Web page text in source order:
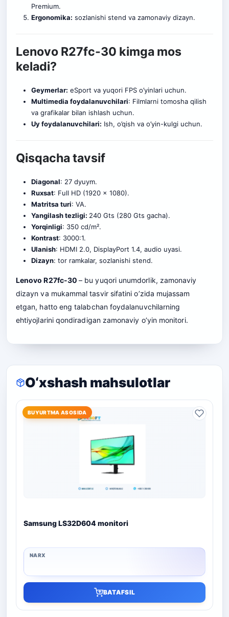
Premium.
Ergonomika: sozlanishi stend va zamonaviy dizayn.
Lenovo R27fc-30 kimga mos
keladi?
Geymerlar: eSport va yuqori FPS o’yinlari uchun.
Multimedia foydalanuvchilari: Filmlarni tomosha qilish
va grafikalar bilan ishlash uchun.
Uy foydalanuvchilari: Ish, o’qish va o’yin-kulgi uchun.
Qisqacha tavsif
Diagonal: 27 dyuym.
Ruxsat: Full HD (1920 x 1080).
Matritsa turi: VA.
Yangilash tezligi: 240 Gts (280 Gts gacha).
Yorqinligi: 350 cd/m².
Kontrast: 3000:1.
Ulanish: HDMI 2.0, DisplayPort 1.4, audio uyasi.
Dizayn: tor ramkalar, sozlanishi stend.
Lenovo R27fc-30– bu yuqori unumdorlik, zamonaviy
dizayn va mukammal tasvir sifatini o’zida mujassam
etgan, hatto eng talabchan foydalanuvchilarning
ehtiyojlarini qondiradigan zamonaviy o’yin monitori.
O‘xshash mahsulotlar
BUYURTMA ASOSIDA
Samsung LS32D604 monitori
BATAFSIL